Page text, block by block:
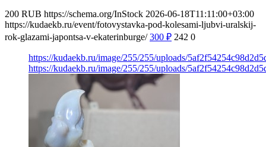
200 RUB https://schema.org/InStock 2026-06-18T11:11:00+03:00
https://kudaekb.ru/event/fotovystavka-pod-kolesami-ljubvi-uralskij-
rok-glazami-japontsa-v-ekaterinburge/ 300 ₽ 242 0
https://kudaekb.ru/image/255/255/uploads/
https://kudaekb.ru/image/255/255/uploads/